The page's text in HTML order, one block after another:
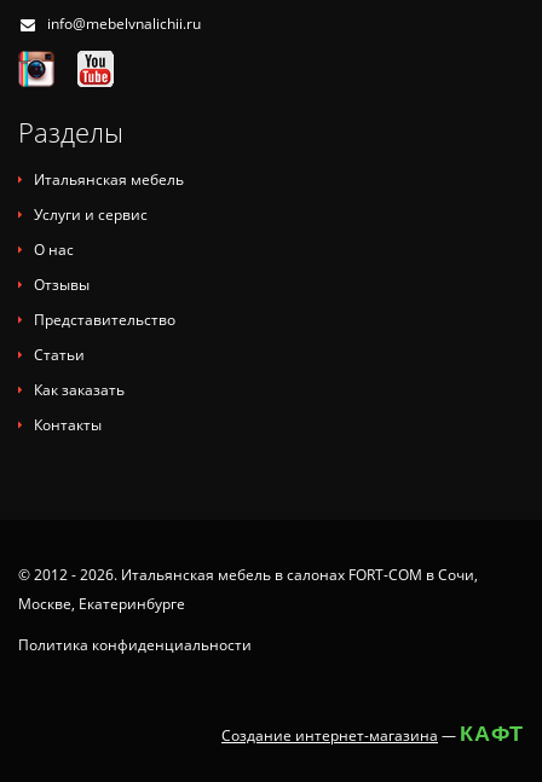
info@mebelvnalichii.ru
Разделы
Итальянская мебель
Услуги и сервис
О нас
Отзывы
Представительство
Статьи
Как заказать
Контакты
© 2012 - 2026. Итальянская мебель в салонах FORT-COM в Сочи,
Москве, Екатеринбурге
Политика конфиденциальности
Создание интернет-магазина — КАФТ